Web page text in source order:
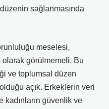
sağlanmasında
meselesi,
görülmemeli. Bu
ve toplumsal düzen
açık. Erkeklerin veri
kadınların güvenlik ve